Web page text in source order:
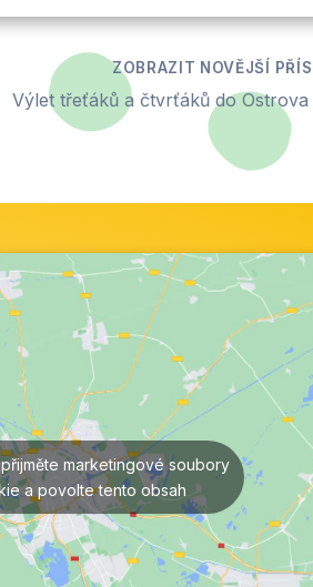
Výlet třeťáků a čtvrťáků do Ostrova
marketingové soubory
a povolte tento obsah